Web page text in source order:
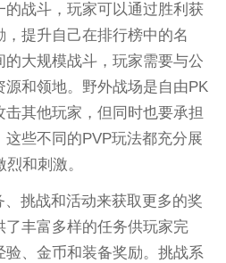
的战斗，玩家可以通过胜利获
提升自己在排行榜中的名
大规模战斗，玩家需要与公
和领地。野外战场是自由PK
其他玩家，但同时也要承担
些不同的PVP玩法都充分展
和刺激。
挑战和活动来获取更多的奖
了丰富多样的任务供玩家完
验、金币和装备奖励。挑战系